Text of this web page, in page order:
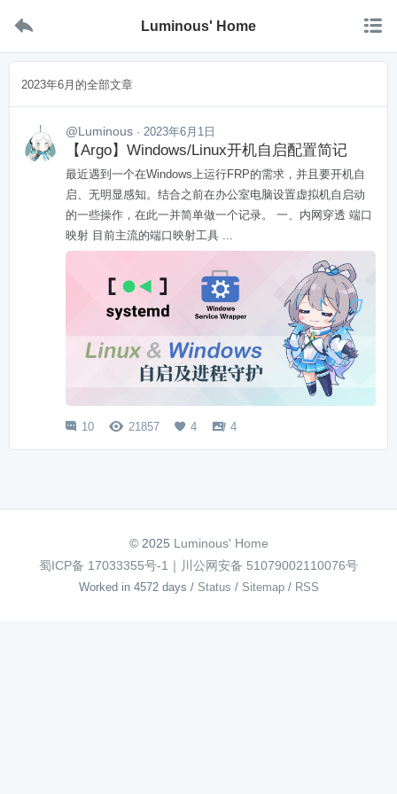
 Luminous' Home 
2023年6月的全部文章
@Luminous · 2023年6月1日
【Argo】Windows/Linux开机自启配置简记
最近遇到一个在Windows上运行FRP的需求，并且要开机自
启、无明显感知。结合之前在办公室电脑设置虚拟机自启动
的一些操作，在此一并简单做一个记录。 一、内网穿透 端口
映射 目前主流的端口映射工具 ...
 10  21857  4  4
© 2025 Luminous' Home
蜀ICP备 17033355号-1 ｜ 川公网安备 51079002110076号
Worked in 4572 days / Status / Sitemap / RSS